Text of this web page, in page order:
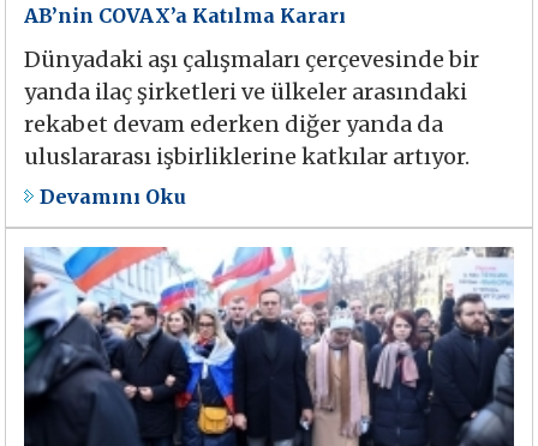
AB’nin COVAX’a Katılma Kararı
Dünyadaki aşı çalışmaları çerçevesinde bir
yanda ilaç şirketleri ve ülkeler arasındaki
rekabet devam ederken diğer yanda da
uluslararası işbirliklerine katkılar artıyor.
Devamını Oku